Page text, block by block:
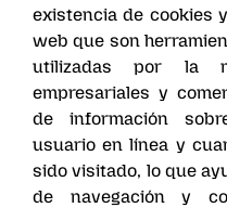
existencia de cookies
web que son
utilizadas por la
empresariales y
de información
usuario en línea y
sido visitado, lo que
de navegación y